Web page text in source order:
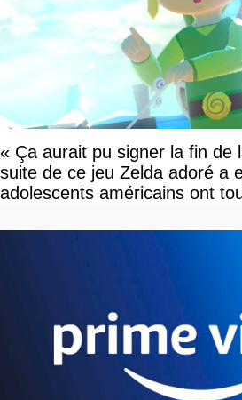
« Ça aurait pu signer la fin de
suite de ce jeu Zelda adoré a
adolescents américains ont